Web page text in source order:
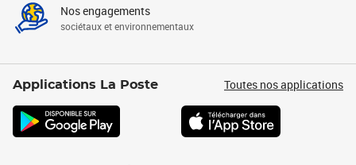
Nos engagements
sociétaux et environnementaux
Applications La Poste Toutes nos applications